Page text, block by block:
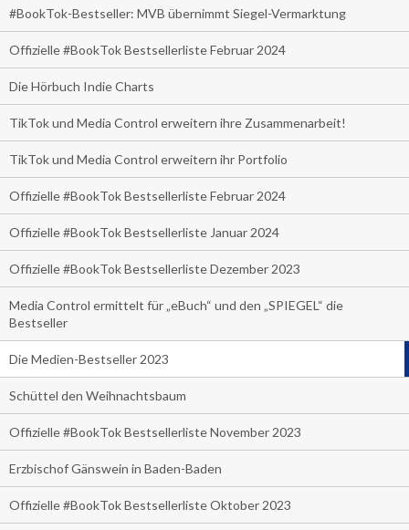
#BookTok-Bestseller: MVB übernimmt Siegel-Vermarktung
Offizielle #BookTok Bestsellerliste Februar 2024
Die Hörbuch Indie Charts
TikTok und Media Control erweitern ihre Zusammenarbeit!
TikTok und Media Control erweitern ihr Portfolio
Offizielle #BookTok Bestsellerliste Februar 2024
Offizielle #BookTok Bestsellerliste Januar 2024
Offizielle #BookTok Bestsellerliste Dezember 2023
Media Control ermittelt für „eBuch“ und den „SPIEGEL“ die
Bestseller
Die Medien-Bestseller 2023
Schüttel den Weihnachtsbaum
Offizielle #BookTok Bestsellerliste November 2023
Erzbischof Gänswein in Baden-Baden
Offizielle #BookTok Bestsellerliste Oktober 2023